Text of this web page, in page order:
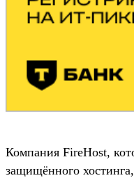
Компания FireHost,
защищённого хостинга,